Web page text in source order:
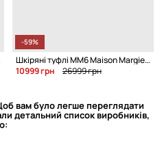
-59%
Шкіряні туфлі MM6 Maison Margiela Slipper
10999 грн
26999 грн
вам було легше переглядати
детальний список виробників,